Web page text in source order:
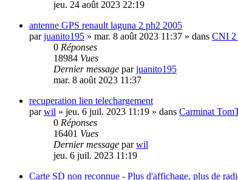
jeu. 24 août 2023 22:19
antenne GPS renault laguna 2 ph2 2005
parjuanito195 » mar. 8 août 2023 11:37 » dans CNI 2
0 Réponses
18984 Vues
Dernier message parjuanito195
mar. 8 août 2023 11:37
recuperation lien telechargement
parwil » jeu. 6 juil. 2023 11:19 » dans Carminat
0 Réponses
16401 Vues
Dernier message parwil
jeu. 6 juil. 2023 11:19
Carte SD non reconnue - Plus d'affichage, plus de